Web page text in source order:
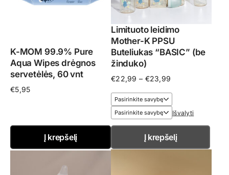
K-MOM 99.9% Pure
Aqua Wipes drėgnos
servetėlės, 60 vnt
€5,95
Į krepšelį
Limituoto leidimo
Mother-K PPSU
Buteliukas “BASIC” (be
žinduko)
€22,99 – €23,99
€22,99
through
€23,99
Išvalyti
Į krepšelį